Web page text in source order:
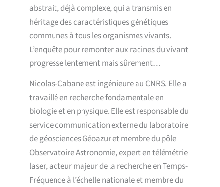
abstrait, déjà complexe, qui a transmis en
héritage des caractéristiques génétiques
communes à tous les organismes vivants.
L’enquête pour remonter aux racines du vivant
progresse lentement mais sûrement…
Nicolas-Cabane est ingénieure au CNRS. Elle a
travaillé en recherche fondamentale en
biologie et en physique. Elle est responsable du
service communication externe du laboratoire
de géosciences Géoazur et membre du pôle
Observatoire Astronomie, expert en télémétrie
laser, acteur majeur de la recherche en Temps-
Fréquence à l’échelle nationale et membre du